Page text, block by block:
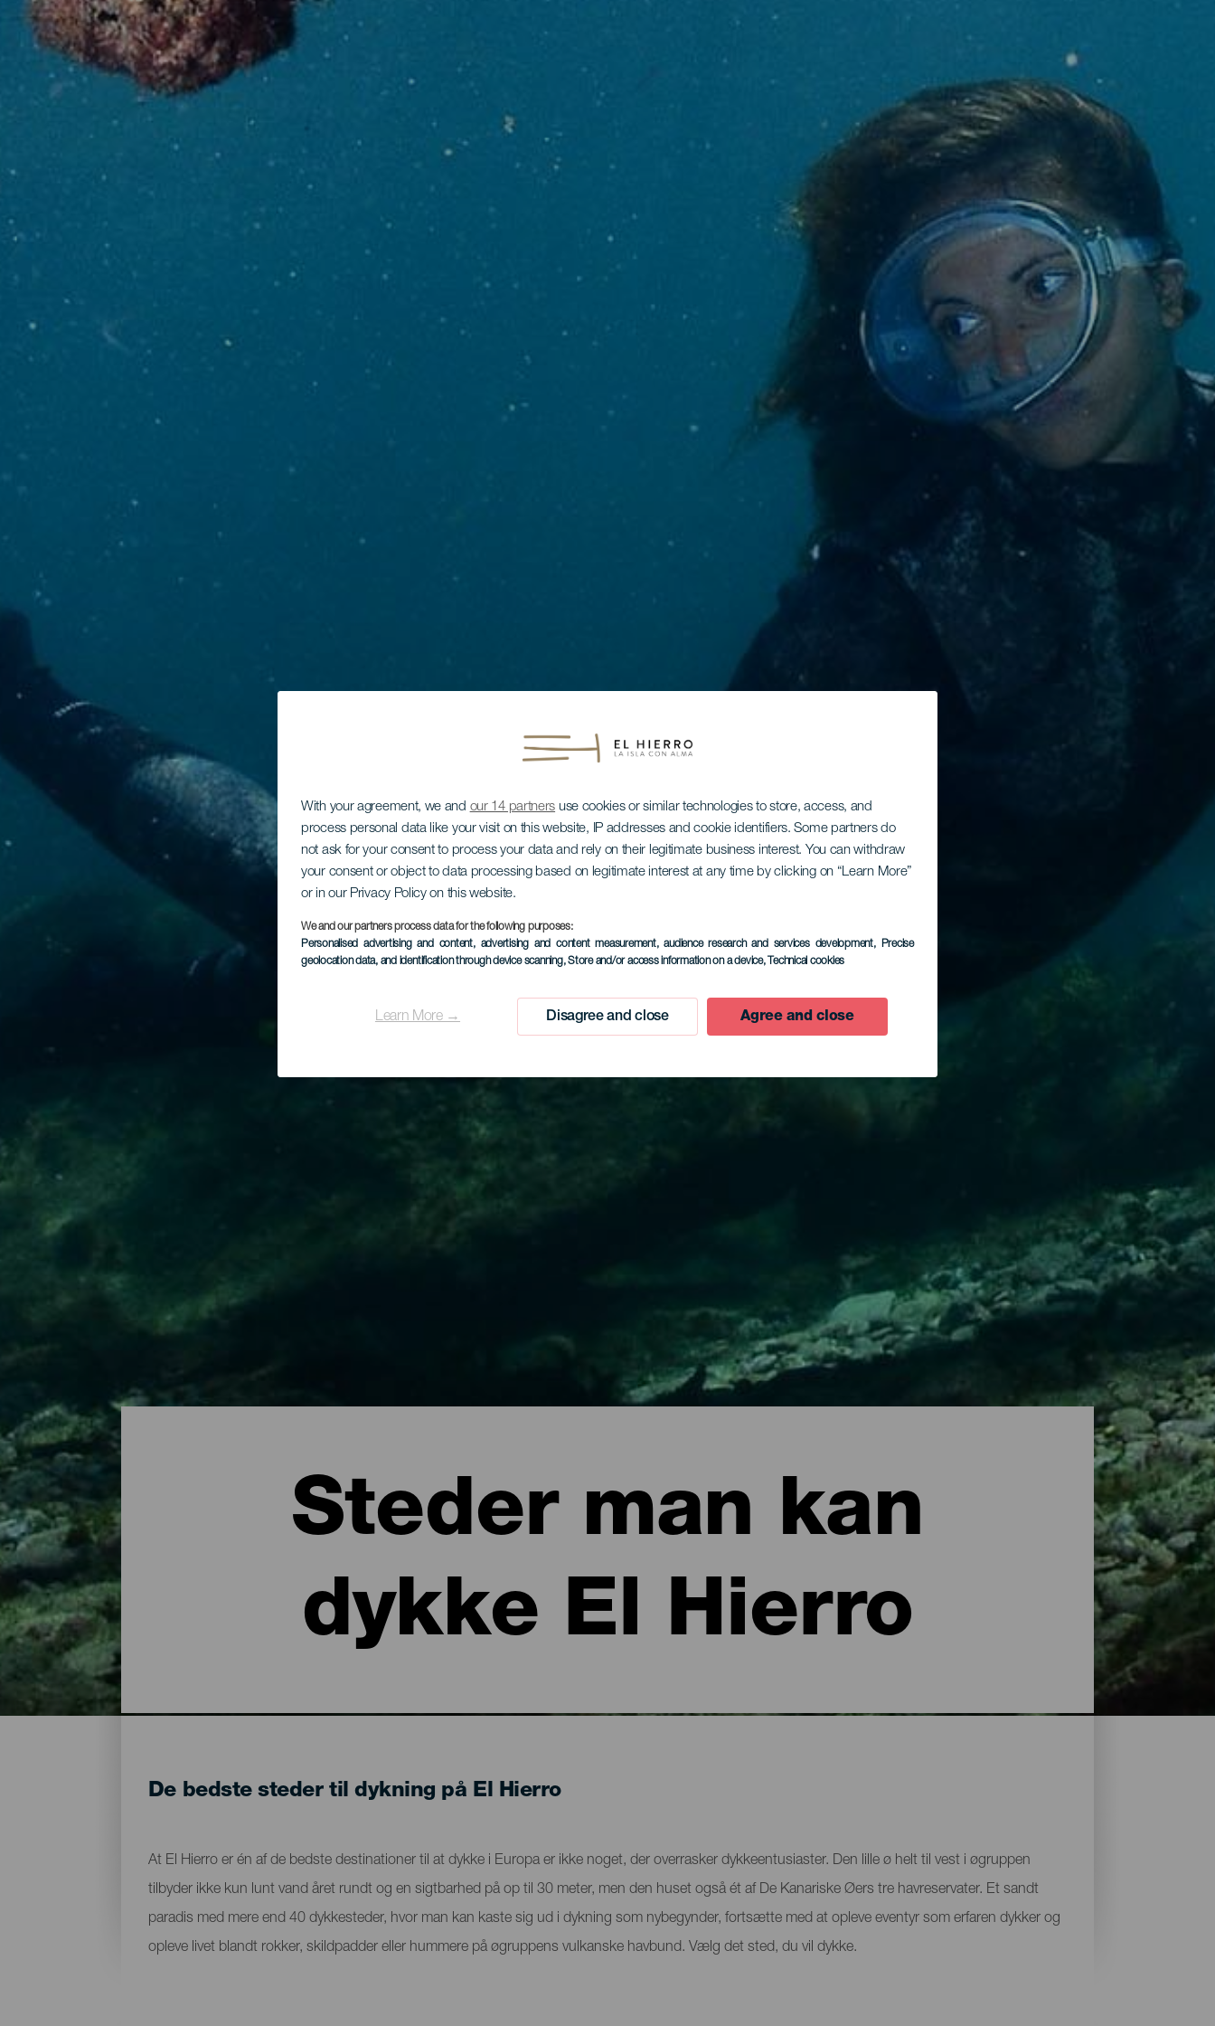
With your agreement, we and our 14 partners use cookies or similar technologies to store, access, and
process personal data like your visit on this website, IP addresses and cookie identifiers. Some partners do
not ask for your consent to process your data and rely on their legitimate business interest. You can withdraw
your consent or object to data processing based on legitimate interest at any time by clicking on “Learn More”
or in our Privacy Policy on this website.
We and our partners process data for the following purposes:
Personalised advertising and content, advertising and content measurement, audience research and services development, Precise
geolocation data, and identification through device scanning, Store and/or access information on a device, Technical cookies
Learn More → Disagree and close Agree and close
Steder man kan
dykke El Hierro
De bedste steder til dykning på El Hierro
At El Hierro er én af de bedste destinationer til at dykke i Europa er ikke noget, der overrasker dykkeentusiaster. Den lille ø helt til vest i øgruppen
tilbyder ikke kun lunt vand året rundt og en sigtbarhed på op til 30 meter, men den huset også ét af De Kanariske Øers tre havreservater. Et sandt
paradis med mere end 40 dykkesteder, hvor man kan kaste sig ud i dykning som nybegynder, fortsætte med at opleve eventyr som erfaren dykker og
opleve livet blandt rokker, skildpadder eller hummere på øgruppens vulkanske havbund. Vælg det sted, du vil dykke.